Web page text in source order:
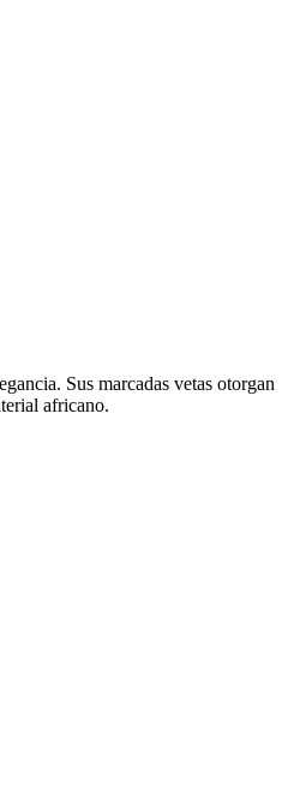
Sus marcadas vetas otorgan
africano.